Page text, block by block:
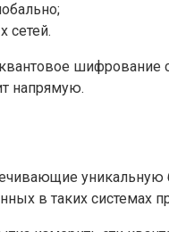
сетей.
напрямую.
в таких